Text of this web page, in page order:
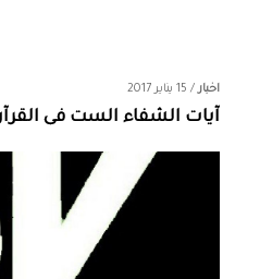
اخبار/ 15 يناير 2017
آيات الشفاء الست فى القرآن